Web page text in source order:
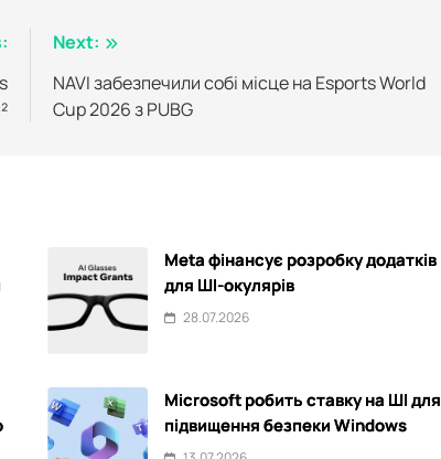
Next:
NAVI забезпечили собі місце на Esports World
Cup 2026 з PUBG
Meta фінансує розробку додатків
для ШІ-окулярів
28.07.2026
Microsoft робить ставку на ШІ для
підвищення безпеки Windows